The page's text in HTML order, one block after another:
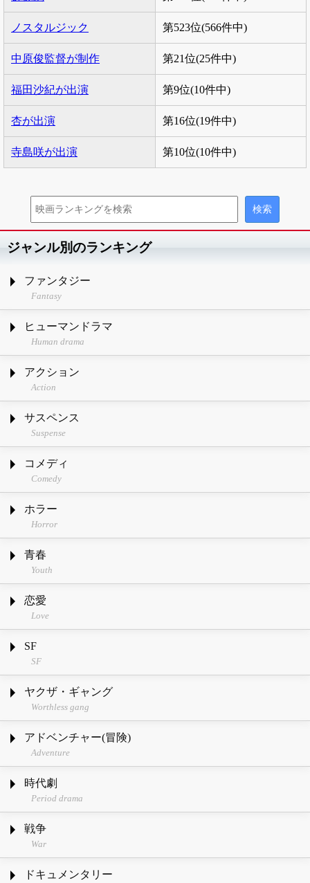
ノスタルジック 第523位(566件中)
中原俊監督が制作 第21位(25件中)
福田沙紀が出演 第9位(10件中)
杏が出演 第16位(19件中)
寺島咲が出演 第10位(10件中)
ジャンル別のランキング
ファンタジー
Fantasy
ヒューマンドラマ
Human drama
アクション
Action
サスペンス
Suspense
コメディ
Comedy
ホラー
Horror
青春
Youth
恋愛
Love
SF
SF
ヤクザ・ギャング
Worthless gang
アドベンチャー(冒険)
Adventure
時代劇
Period drama
戦争
War
ドキュメンタリー